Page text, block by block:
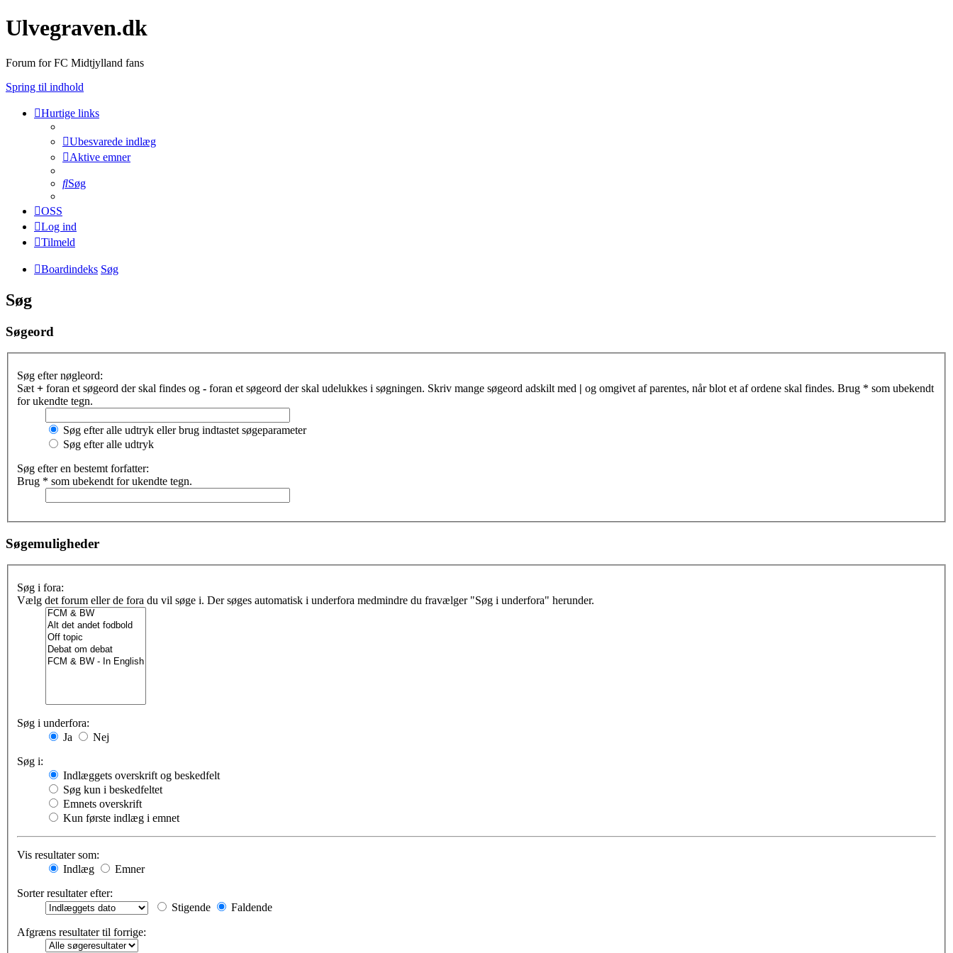
Ulvegraven.dk
Forum for FC Midtjylland fans
Spring til indhold
Hurtige links
Ubesvarede indlæg
Aktive emner
Søg
OSS
Log ind
Tilmeld
Boardindeks Søg
Søg
Søgeord
Søg efter nøgleord:
Sæt + foran et søgeord der skal findes og - foran et søgeord der skal udelukkes i søgningen. Skriv mange søgeord adskilt med | og omgivet af parentes, når blot et af ordene skal findes. Brug * som ubekendt
for ukendte tegn.
Søg efter alle udtryk eller brug indtastet søgeparameter
Søg efter alle udtryk
Søg efter en bestemt forfatter:
Brug * som ubekendt for ukendte tegn.
Søgemuligheder
Søg i fora:
Vælg det forum eller de fora du vil søge i. Der søges automatisk i underfora medmindre du fravælger "Søg i underfora" herunder.
Søg i underfora:
Ja
Nej
Søg i:
Indlæggets overskrift og beskedfelt
Søg kun i beskedfeltet
Emnets overskrift
Kun første indlæg i emnet
Vis resultater som:
Indlæg
Emner
Sorter resultater efter:
Stigende
Faldende
Afgræns resultater til forrige: